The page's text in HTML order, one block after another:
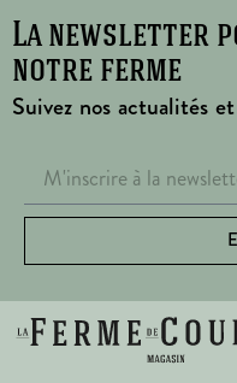
La newsletter
notre ferme
Suivez nos actualités